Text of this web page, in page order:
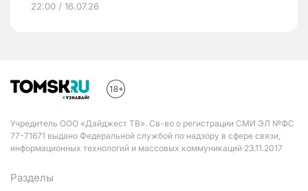
22:00 / 16.07.26
Учредитель ООО «Дайджест ТВ». Св-во о регистрации СМИ ЭЛ №ФС
77-71671 выдано Федеральной службой по надзору в сфере связи,
информационных технологий и массовых коммуникаций 23.11.2017
Разделы